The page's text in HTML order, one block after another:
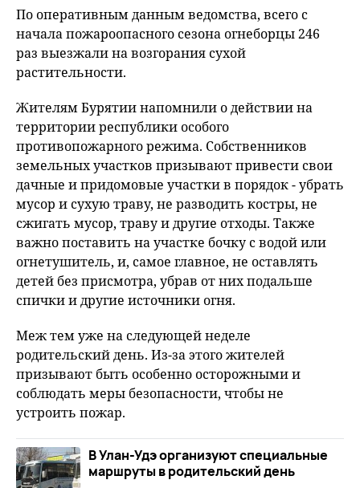
По оперативным данным ведомства, всего с
начала пожароопасного сезона огнеборцы 246
раз выезжали на возгорания сухой
растительности.
Жителям Бурятии напомнили о действии на
территории республики особого
противопожарного режима. Собственников
земельных участков призывают привести свои
дачные и придомовые участки в порядок - убрать
мусор и сухую траву, не разводить костры, не
сжигать мусор, траву и другие отходы. Также
важно поставить на участке бочку с водой или
огнетушитель, и, самое главное, не оставлять
детей без присмотра, убрав от них подальше
спички и другие источники огня.
Меж тем уже на следующей неделе
родительский день. Из-за этого жителей
призывают быть особенно осторожными и
соблюдать меры безопасности, чтобы не
устроить пожар.
В Улан-Удэ организуют специальные
маршруты в родительский день